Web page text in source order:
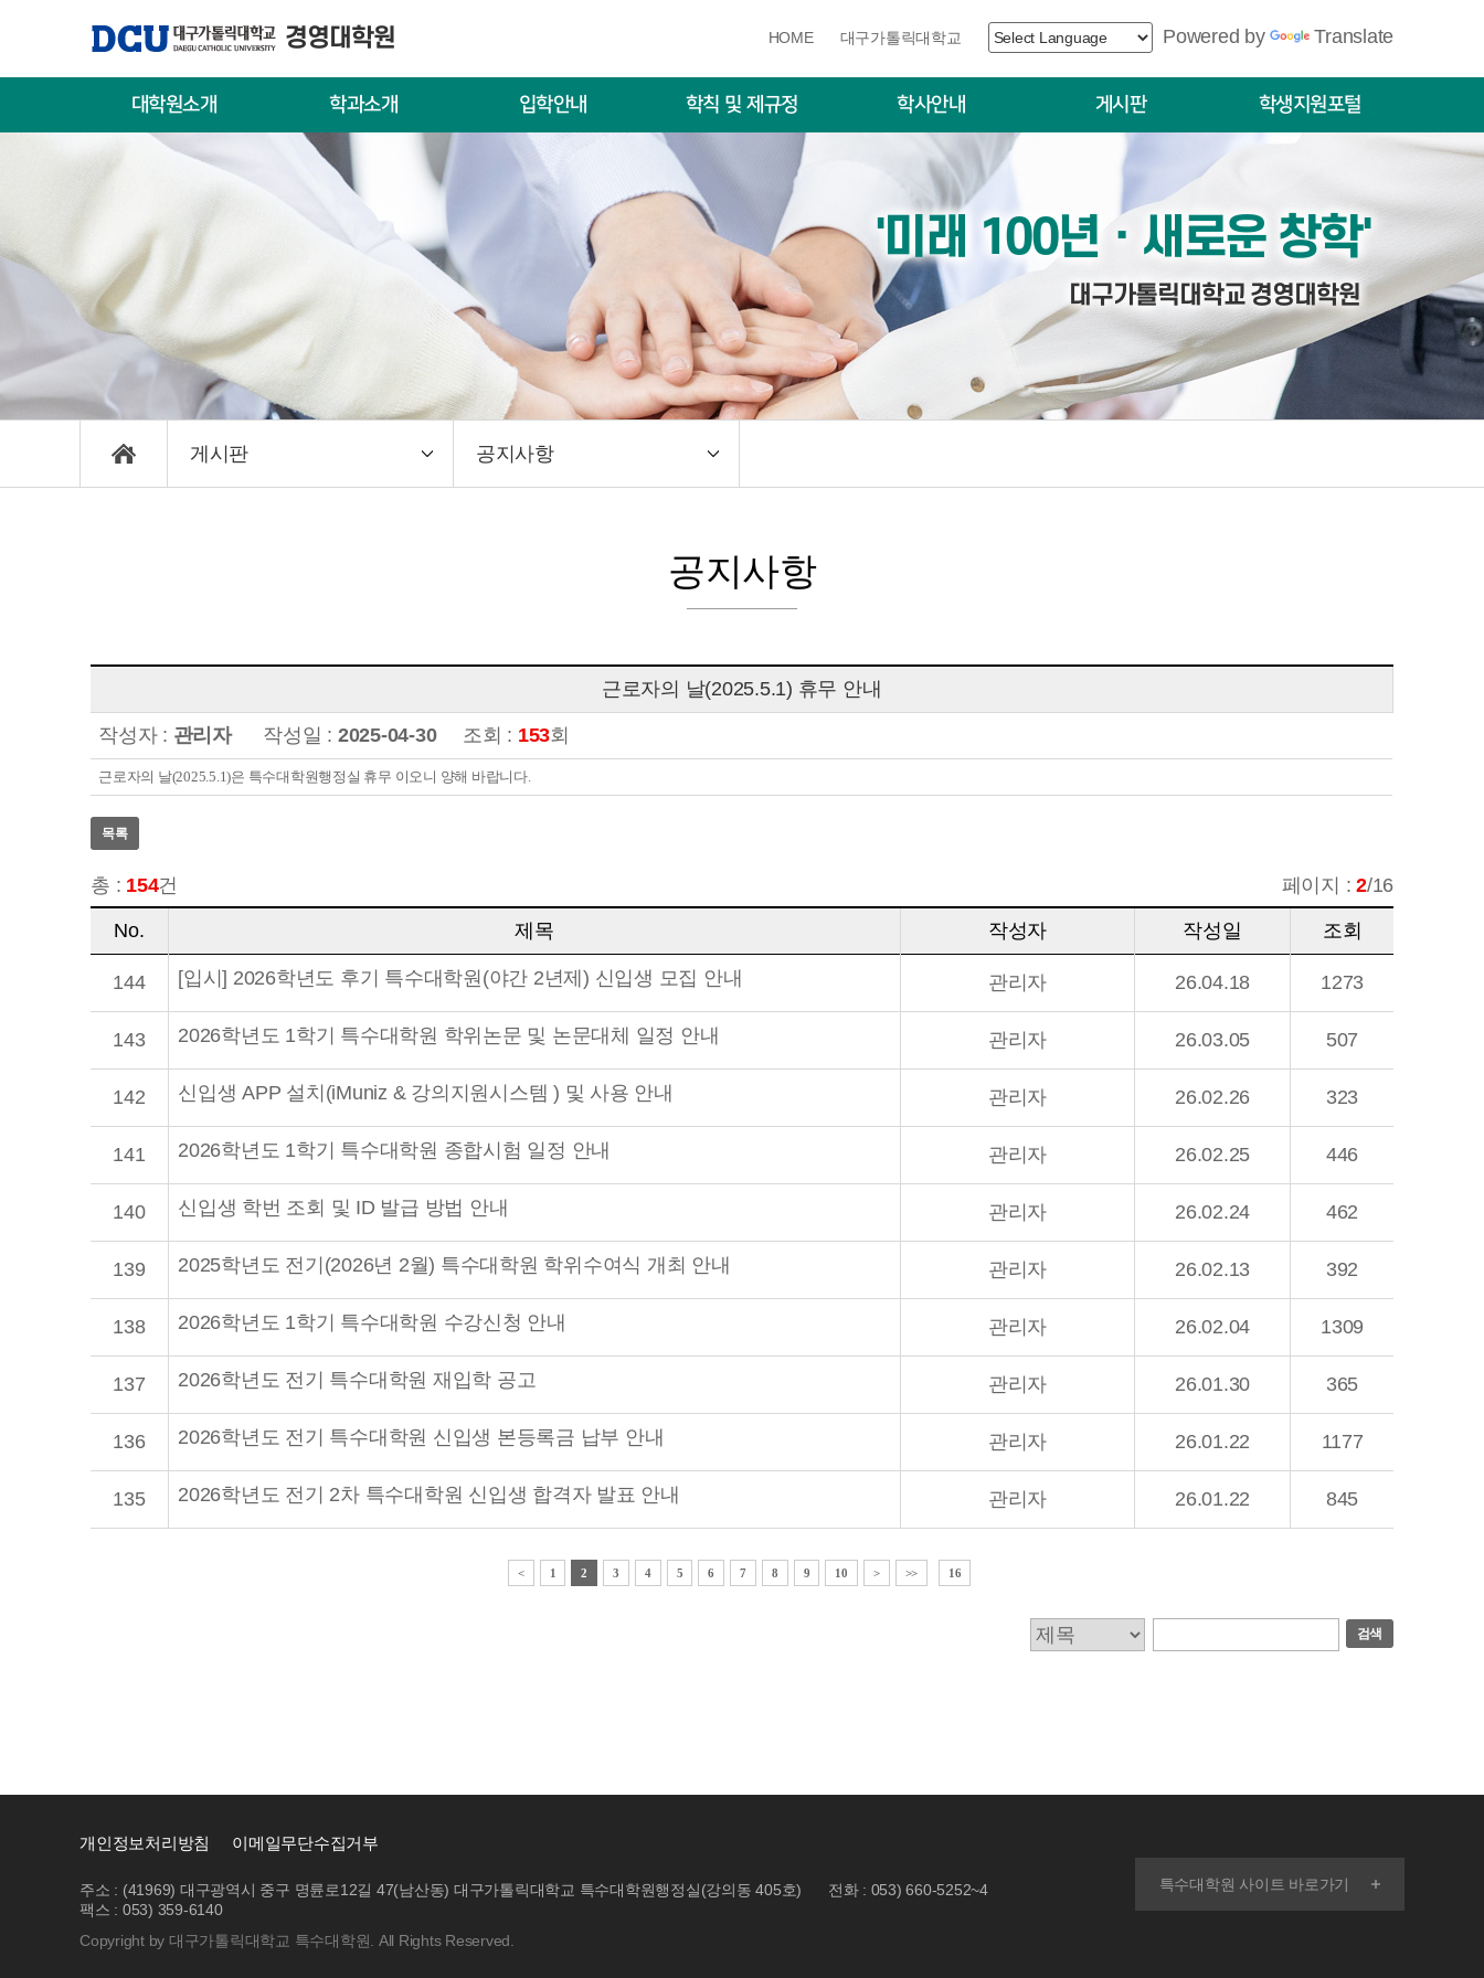
경영대학원 HOME 대구가톨릭대학교 Powered by Translate
대학원소개 학과소개 입학안내 학칙 및 제규정 학사안내 게시판 학생지원포털
대학원장 인사말
글로벌경영학과
창업성장학과
사회적경제학과
입학자료실(모집요강)
신입학 입시전형
학칙 및 제규정
수강신청·졸업학점·학생
장학제도
휴·복학·재입학·자퇴
종합시험
학위논문
양식자료실
'미래 100년ㆍ새로운 창학'
대구가톨릭대학교 경영대학원
게시판 공지사항
공지사항
근로자의 날(2025.5.1) 휴무 안내
작성자 : 관리자작성일 : 2025-04-30조회 : 153회
근로자의 날(2025.5.1)은 특수대학원행정실 휴무 이오니 양해 바랍니다.
목록
총 : 154건 페이지 : 2/16
No. 제목 작성자 작성일 조회
144 [입시] 2026학년도 후기 특수대학원(야간 2년제) 신입생 모집 안내 관리자 26.04.18 1273
143 2026학년도 1학기 특수대학원 학위논문 및 논문대체 일정 안내 관리자 26.03.05 507
142 신입생 APP 설치(iMuniz & 강의지원시스템 ) 및 사용 안내 관리자 26.02.26 323
141 2026학년도 1학기 특수대학원 종합시험 일정 안내 관리자 26.02.25 446
140 신입생 학번 조회 및 ID 발급 방법 안내 관리자 26.02.24 462
139 2025학년도 전기(2026년 2월) 특수대학원 학위수여식 개최 안내 관리자 26.02.13 392
138 2026학년도 1학기 특수대학원 수강신청 안내 관리자 26.02.04 1309
137 2026학년도 전기 특수대학원 재입학 공고 관리자 26.01.30 365
136 2026학년도 전기 특수대학원 신입생 본등록금 납부 안내 관리자 26.01.22 1177
135 2026학년도 전기 2차 특수대학원 신입생 합격자 발표 안내 관리자 26.01.22 845
< 1 2 3 4 5 6 7 8 9 10 > >> 16
검색
개인정보처리방침 이메일무단수집거부
주소 : (41969) 대구광역시 중구 명륜로12길 47(남산동) 대구가톨릭대학교 특수대학원행정실(강의동 405호)
전화 : 053) 660-5252~4
팩스 : 053) 359-6140
Copyright by 대구가톨릭대학교 특수대학원. All Rights Reserved.
특수대학원 사이트 바로가기